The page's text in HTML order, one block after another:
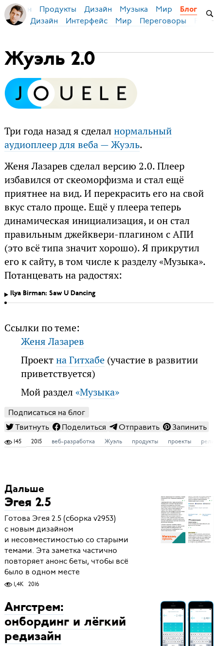
Бирман Продукты Дизайн Музыка Мир Блог
Дизайн Интерфейс Мир Переговоры
Жуэль 2.0
Три года назад я сделал нормальный
аудиоплеер для веба — Жуэль.
Женя Лазарев сделал версию 2.0. Плеер
избавился от скеоморфизма и стал ещё
приятнее на вид. И перекрасить его на свой
вкус стало проще. Ещё у плеера теперь
динамическая инициализация, и он стал
правильным джейквери-плагином с АПИ
(это всё типа значит хорошо). Я прикрутил
его к сайту, в том числе к разделу «Музыка».
Потанцевать на радостях:
Ilya Birman: Saw U Dancing
Ссылки по теме:
Женя Лазарев
Проектна Гитхабе (участие в развитии
приветствуется)
Мой раздел«Музыка»
Подписаться на блог
Твитнуть
Поделиться Отправить Запинить
145 2015 веб-разработка Жуэль продукты проекты релиз
Дальше
Эгея 2.5
Готова Эгея 2.5 (сборка v2953)
с новым дизайном
и несовместимостью со старыми
темами. Эта заметка частично
повторяет анонс беты, чтобы всё
было в одном месте
1,4K 2016
Ангстрем:
онбординг и лёгкий
редизайн